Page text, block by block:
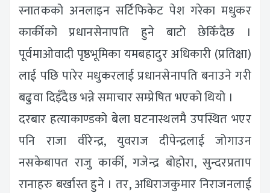
स्नातकको अनलाइन सर्टिफिकेट पेश गरेका मधुकर
कार्कीको प्रधानसेनापति हुने बाटो छेकिँदैछ ।
पूर्वमाओवादी पृष्ठभूमिका यमबहादुर अधिकारी (प्रतिक्षा)
लाई पछि पारेर मधुकरलाई प्रधानसेनापति बनाउने गरी
बढुवा दिइँदैछ भन्ने समाचार सम्प्रेषित भएको थियो ।
दरबार हत्याकाण्डको बेला घटनास्थलमै उपस्थित भएर
पनि राजा वीरेन्द्र, युवराज दीपेन्द्रलाई जोगाउन
नसकेबापत राजु कार्की, गजेन्द्र बोहोरा, सुन्दरप्रताप
रानाहरु बर्खास्त हुने । तर, अधिराजकुमार निराजनलाई